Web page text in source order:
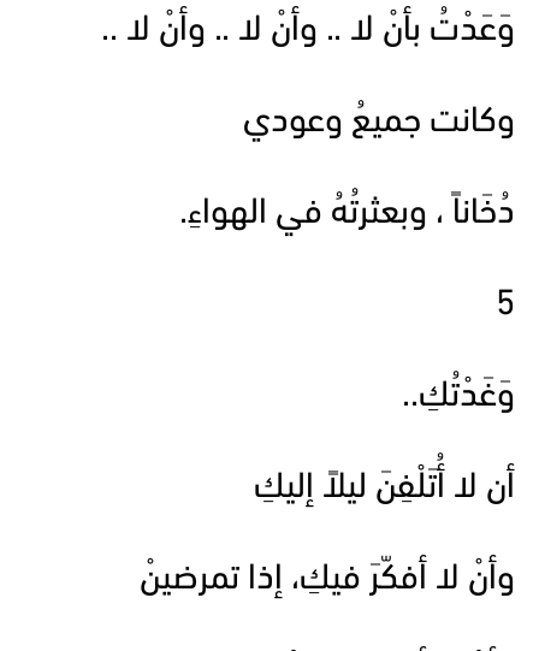
وَعَدْتُ بأنْ لا .. وأنْ لا .. وأنْ لا ..
وكانت جميعُ وعودي
دُخَاناً ، وبعثرتُهُ في الهواءِ.
5
وَغَدْتُكِ..
أن لا أُتَلْفِنَ ليلاً إليكِ
وأنْ لا أفكّرَ فيكِ، إذا تمرضينْ